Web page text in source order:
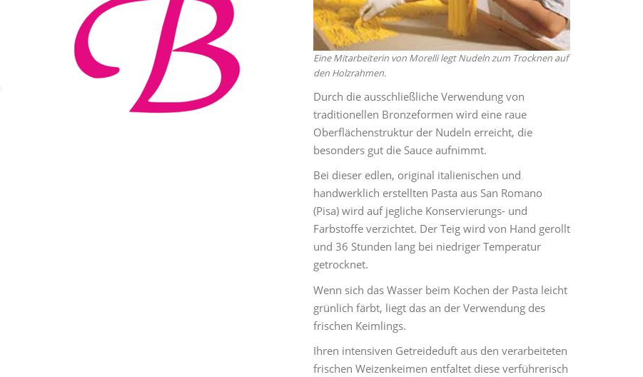
Eine Mitarbeiterin von Morelli legt Nudeln zum Trocknen auf
den Holzrahmen.
Durch die ausschließliche Verwendung von
traditionellen Bronzeformen wird eine raue
Oberflächenstruktur der Nudeln erreicht, die
besonders gut die Sauce aufnimmt.
Bei dieser edlen, original italienischen und
handwerklich erstellten Pasta aus San Romano
(Pisa) wird auf jegliche Konservierungs- und
Farbstoffe verzichtet. Der Teig wird von Hand gerollt
und 36 Stunden lang bei niedriger Temperatur
getrocknet.
Wenn sich das Wasser beim Kochen der Pasta leicht
grünlich färbt, liegt das an der Verwendung des
frischen Keimlings.
Ihren intensiven Getreideduft aus den verarbeiteten
frischen Weizenkeimen entfaltet diese verführerisch